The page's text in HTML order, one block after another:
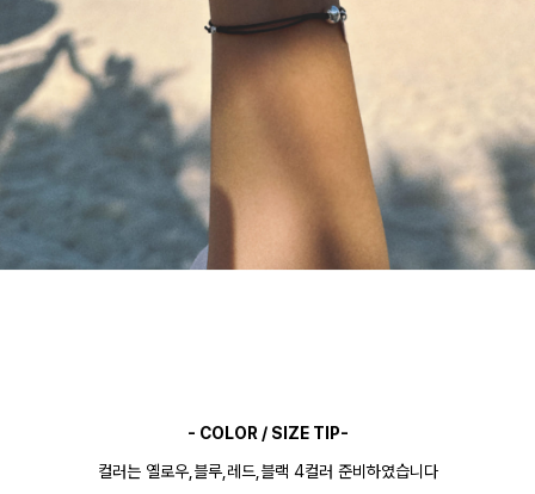
- COLOR / SIZE TIP-
컬러는 옐로우,블루,레드,블랙 4컬러 준비하였습니다